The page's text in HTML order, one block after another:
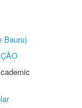
Bauru)